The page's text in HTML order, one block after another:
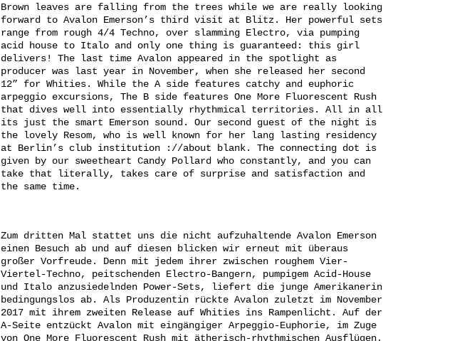
Brown leaves are falling from the trees while we are really looking
forward to Avalon Emerson’s third visit at Blitz. Her powerful sets
range from rough 4/4 Techno, over slamming Electro, via pumping
acid house to Italo and only one thing is guaranteed: this girl
delivers! The last time Avalon appeared in the spotlight as
producer was last year in November, when she released her second
12” for Whities. While the A side features catchy and euphoric
arpeggio excursions, The B side features One More Fluorescent Rush
that dives well into essentially rhythmical territories. All in all
its just the smart Emerson sound. Our second guest of the night is
the lovely Resom, who is well known for her lang lasting residency
at Berlin’s club institution ://about blank. The connecting dot is
given by our sweetheart Candy Pollard who constantly, and you can
take that literally, takes care of surprise and satisfaction and
the same time.
Zum dritten Mal stattet uns die nicht aufzuhaltende Avalon Emerson
einen Besuch ab und auf diesen blicken wir erneut mit überaus
großer Vorfreude. Denn mit jedem ihrer zwischen roughem Vier-
Viertel-Techno, peitschenden Electro-Bangern, pumpigem Acid-House
und Italo anzusiedelnden Power-Sets, liefert die junge Amerikanerin
bedingungslos ab. Als Produzentin rückte Avalon zuletzt im November
2017 mit ihrem zweiten Release auf Whities ins Rampenlicht. Auf der
A-Seite entzückt Avalon mit eingängiger Arpeggio-Euphorie, im Zuge
von One More Fluorescent Rush mit ätherisch-rhythmischen Ausflügen.